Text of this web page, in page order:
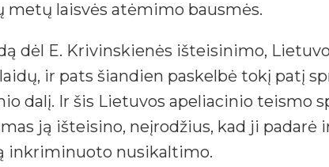
laisvės atėmimo bausmės.
dėl E. Krivinskienės išteisinimo,
ir pats šiandien paskelbė tokį patį
dalį. Ir šis Lietuvos apeliacinio teismo
ją išteisino, neįrodžius, kad ji
inkriminuoto nusikaltimo.